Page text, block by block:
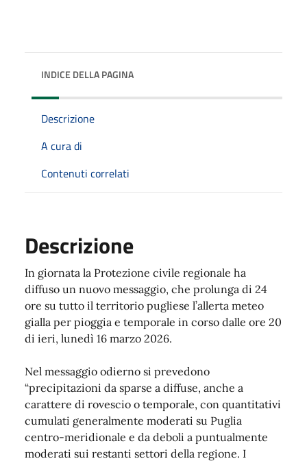
INDICE DELLA PAGINA
Descrizione
A cura di
Contenuti correlati
Descrizione
In giornata la Protezione civile regionale ha
diffuso un nuovo messaggio, che prolunga di 24
ore su tutto il territorio pugliese l’allerta meteo
gialla per pioggia e temporale in corso dalle ore 20
di ieri, lunedì 16 marzo 2026.
Nel messaggio odierno si prevedono
“precipitazioni da sparse a diffuse, anche a
carattere di rovescio o temporale, con quantitativi
cumulati generalmente moderati su Puglia
centro-meridionale e da deboli a puntualmente
moderati sui restanti settori della regione. I